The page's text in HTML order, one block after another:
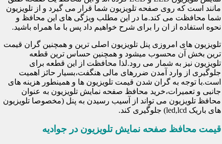
مانند است که روی صفحه تلویزیون شما قرار می گیرد و از تلویزیون
شما محافظت می کند.ما در این مطلب ویژگی های این محافظ و
نحوه استفاده از ان را برای شرح خواهیم داد پس با ما همراه باشید.
تلویزیون های امروزی پنل تلویزیون اصلی ترین و همچنین گران قیمت
ترین بخش آن محسوب میشود و همچنین حساس ترین قطعه
تلویزیون نیز به شمار می رود.لذا محافظت از این قطعه برای
جلوگیری از وارد آمدن ضررهای مالی هنگفت،بسیار حائز اهمیت
است.با توجه به گران شدن قیمت تلویزیون ها و همینطور هزینه های
جانبی و تعمیرات،خرید محافظ صفحه نمایش تلویزیون به عنوان
محافظ تلویزیون می تواند از آسیب رسیدن به پنل (مخصوصا تلویزیون
های باریک led,lcd) جلوگیری کند.
قیمت محافظ صفحه نمایش تلویزیون در جوادیه